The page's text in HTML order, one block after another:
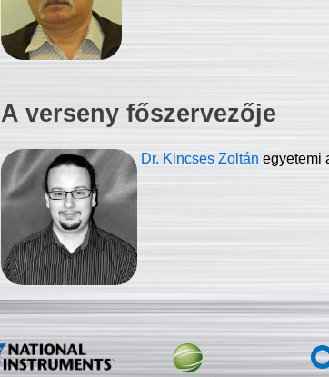
A verseny főszervezője
Dr. Kincses Zoltán egyetemi